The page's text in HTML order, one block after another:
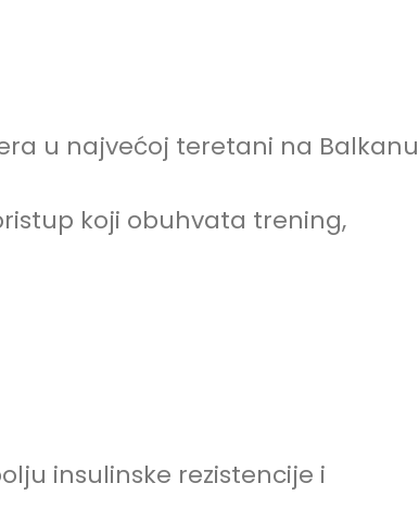
u najvećoj teretani na Balkanu
koji obuhvata trening,
insulinske rezistencije i